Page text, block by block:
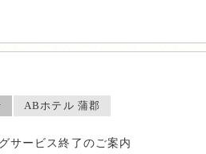
ABホテル 蒲郡
サービス終了のご案内